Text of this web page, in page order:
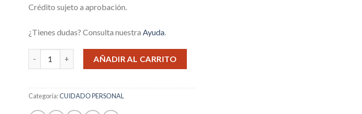
Crédito sujeto a aprobación.
¿Tienes dudas? Consulta nuestra Ayuda.
DEPILADORA FACIAL SWEET cantidad
AÑADIR AL CARRITO
Categoría:CUIDADO PERSONAL